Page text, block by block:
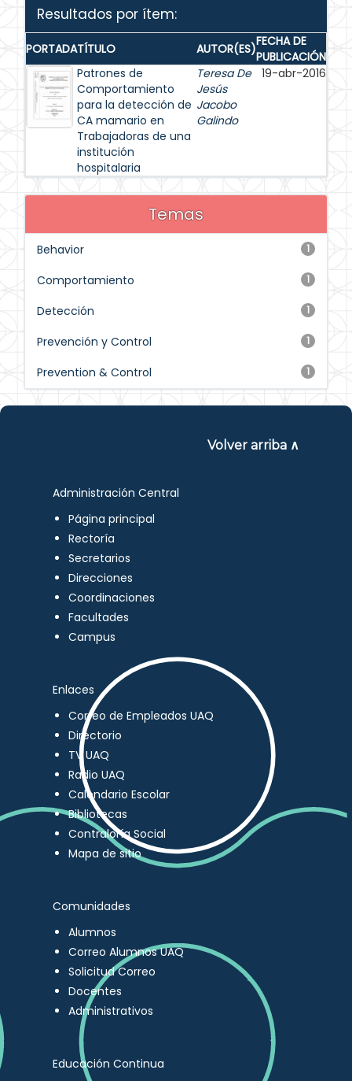
Resultados por ítem:
PORTADATÍTULO AUTOR(ES)FECHA DE
PUBLICACIÓN
Patrones de
Comportamiento
para la detección de
CA mamario en
Trabajadoras de una
institución
hospitalaria
Teresa De
Jesús
Jacobo
Galindo
19-abr-2016
Temas
1
Behavior
1
Comportamiento
1
Detección
1
Prevención y Control
1
Prevention & Control
Volver arriba ∧
Administración Central
Página principal
Rectoría
Secretarios
Direcciones
Coordinaciones
Facultades
Campus
Enlaces
Correo de Empleados UAQ
Directorio
TV UAQ
Radio UAQ
Calendario Escolar
Bibliotecas
Contraloría Social
Mapa de sitio
Comunidades
Alumnos
Correo Alumnos UAQ
Solicitud Correo
Docentes
Administrativos
Educación Continua